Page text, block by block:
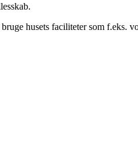
husets faciliteter som f.eks.